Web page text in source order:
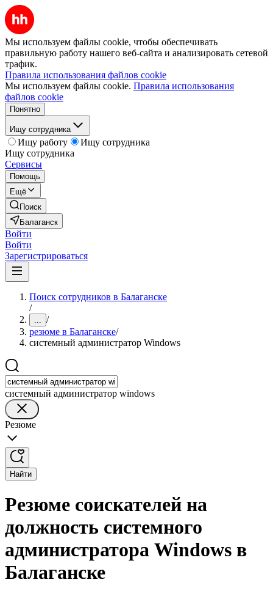
Мы используем файлы cookie, чтобы обеспечивать
правильную работу нашего веб-сайта и анализировать сетевой
трафик.
Правила использования файлов cookie
Мы используем файлы cookie. Правила использования
файлов cookie
Понятно
Ищу сотрудника
Ищу работу
Ищу сотрудника
Ищу сотрудника
Сервисы
Помощь
Ещё
Поиск
Балаганск
Войти
Войти
Зарегистрироваться
Поиск сотрудников в Балаганске
/
... /
резюме в Балаганске/
системный администратор Windows
системный администратор windows
Резюме
Найти
Резюме соискателей на
должность системного
администратора Windows в
Балаганске